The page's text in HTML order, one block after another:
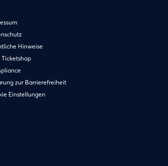
Hinweise
Ticketshop
zur Barrierefreiheit
Einstellungen